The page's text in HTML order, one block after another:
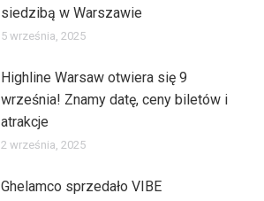
siedzibą w Warszawie
5 września, 2025
Highline Warsaw otwiera się 9
września! Znamy datę, ceny biletów i
atrakcje
2 września, 2025
Ghelamco sprzedało VIBE